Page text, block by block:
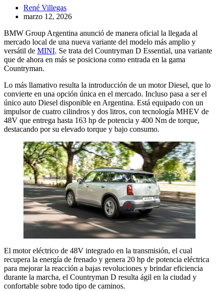
René Villegas
marzo 12, 2026
BMW Group Argentina anunció de manera oficial la llegada al
mercado local de una nueva variante del modelo más amplio y
versátil de MINI. Se trata del Countryman D Essential, una variante
que de ahora en más se posiciona como entrada en la gama
Countryman.
Lo más llamativo resulta la introducción de un motor Diesel, que lo
convierte en una opción única en el mercado. Incluso pasa a ser el
único auto Diesel disponible en Argentina. Está equipado con un
impulsor de cuatro cilindros y dos litros, con tecnología MHEV de
48V que entrega hasta 163 hp de potencia y 400 Nm de torque,
destacando por su elevado torque y bajo consumo.
El motor eléctrico de 48V integrado en la transmisión, el cual
recupera la energía de frenado y genera 20 hp de potencia eléctrica
para mejorar la reacción a bajas revoluciones y brindar eficiencia
durante la marcha, el Countryman D resulta ágil en la ciudad y
confortable sobre todo tipo de caminos.